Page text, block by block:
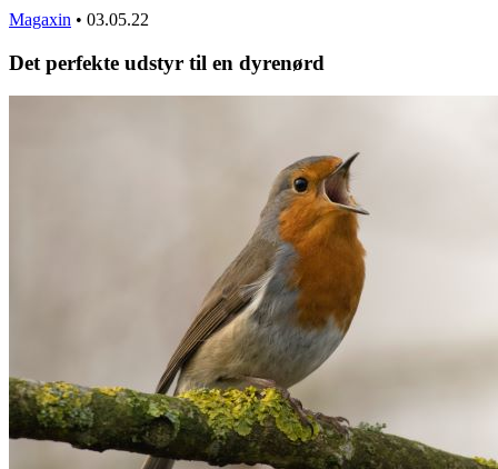
Magaxin • 03.05.22
Det perfekte udstyr til en dyrenørd